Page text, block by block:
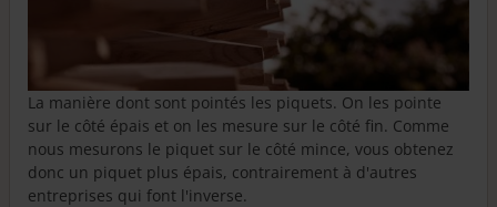
La manière dont sont pointés les piquets. On les pointe
sur le côté épais et on les mesure sur le côté fin. Comme
nous mesurons le piquet sur le côté mince, vous obtenez
donc un piquet plus épais, contrairement à d'autres
entreprises qui font l'inverse.